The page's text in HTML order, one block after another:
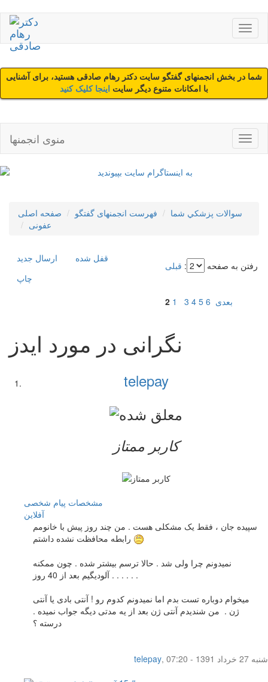
شما در بخش انجمنهای گفتگو سایت دکتر رهام صادقی هستید، برای آشنایی
با امکانات متنوع دیگر سایت اینجا کلیک کنید
منوی انجمنها
صفحه اصلی فهرست انجمنهای گفتگو
سوالات پزشکي شما
عفونی
ارسال جديد
قفل شده
چاپ
رفتن به صفحه : قبلی
1
2 3 4 5 6 بعدی
نگرانی در مورد ایدز
telepay
کاربر ممتاز
مشخصات پیام شخصی
آفلاين
سپیده جان ، فقط یک مشکلی هست . من چند روز پیش با خانومم
نمیدونم چرا ولی شد . حالا ترسم بیشتر شده . چون ممکنه
آلودیگیم بعد از 40 روز . . . . . .
میخوام دوباره تست بدم اما نمیدونم کدوم رو ! آنتی بادی یا آنتی
ژن . من شندیدم آنتی ژن بعد از یه مدتی دیگه جواب نمیده .
درسته ؟
telepay,
شنبه 27 خرداد 1391 - 07:20